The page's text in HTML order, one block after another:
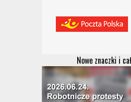
Nowe znaczki i